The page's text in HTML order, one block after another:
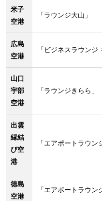
米子
空港
「ラウンジ大山」
広島
空港
「ビジネスラウンジ
山口
宇部
空港
「ラウンジきらら」
出雲
縁結
び空
港
「エアポートラウン
徳島
空港
「エアポートラウン